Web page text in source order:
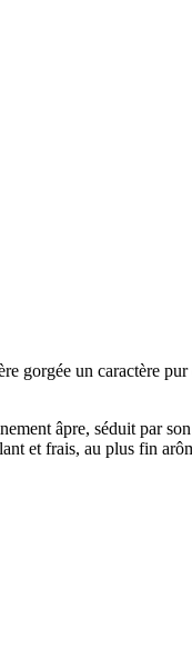
gorgée un caractère
âpre, séduit par
et frais, au plus fin